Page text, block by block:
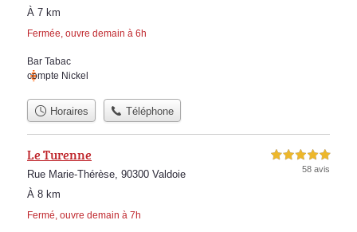
À 7 km
Fermée, ouvre demain à 6h
Bar Tabac
compte Nickel
Horaires Téléphone
Le Turenne
Rue Marie-Thérèse, 90300 Valdoie
À 8 km
Fermé, ouvre demain à 7h
5,0 étoiles sur 5
58 avis